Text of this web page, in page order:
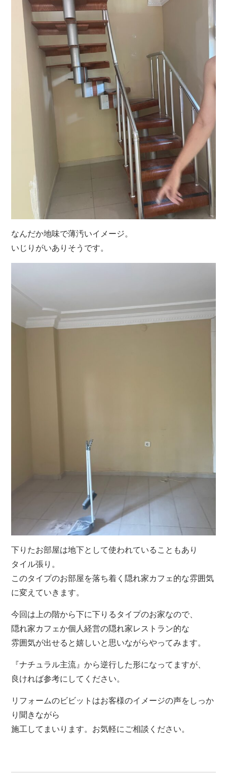
なんだか地味で薄汚いイメージ。
いじりがいありそうです。
下りたお部屋は地下として使われていることもあり
タイル張り。
このタイプのお部屋を落ち着く隠れ家カフェ的な雰囲気
に変えていきます。
今回は上の階から下に下りるタイプのお家なので、
隠れ家カフェか個人経営の隠れ家レストラン的な
雰囲気が出せると嬉しいと思いながらやってみます。
『ナチュラル主流』から逆行した形になってますが、
良ければ参考にしてください。
リフォームのビビットはお客様のイメージの声をしっか
り聞きながら
施工してまいります。お気軽にご相談ください。